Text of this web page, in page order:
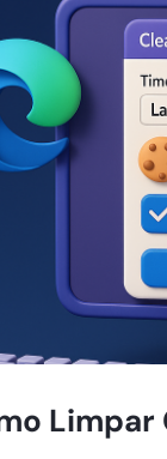
Limpar